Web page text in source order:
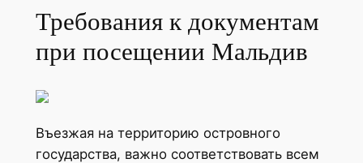
Требования к документам
при посещении Мальдив
Въезжая на территорию островного
государства, важно соответствовать всем